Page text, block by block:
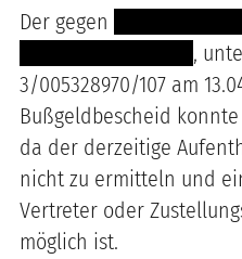
Der gegen
,
3/005328970/107 am
Bußgeldbescheid
da der derzeitige
nicht zu ermitteln und
Vertreter oder
möglich ist.